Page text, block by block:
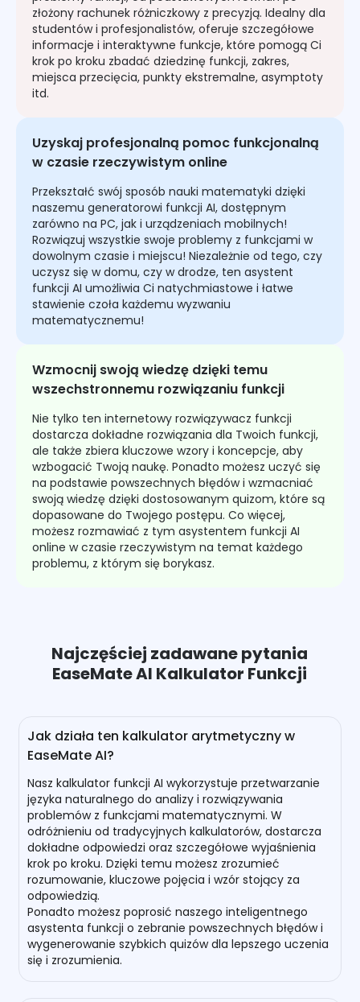
złożony rachunek różniczkowy z precyzją. Idealny dla
studentów i profesjonalistów, oferuje szczegółowe
informacje i interaktywne funkcje, które pomogą Ci
krok po kroku zbadać dziedzinę funkcji, zakres,
miejsca przecięcia, punkty ekstremalne, asymptoty
itd.
Uzyskaj profesjonalną pomoc funkcjonalną
w czasie rzeczywistym online
Przekształć swój sposób nauki matematyki dzięki
naszemu generatorowi funkcji AI, dostępnym
zarówno na PC, jak i urządzeniach mobilnych!
Rozwiązuj wszystkie swoje problemy z funkcjami w
dowolnym czasie i miejscu! Niezależnie od tego, czy
uczysz się w domu, czy w drodze, ten asystent
funkcji AI umożliwia Ci natychmiastowe i łatwe
stawienie czoła każdemu wyzwaniu
matematycznemu!
Wzmocnij swoją wiedzę dzięki temu
wszechstronnemu rozwiązaniu funkcji
Nie tylko ten internetowy rozwiązywacz funkcji
dostarcza dokładne rozwiązania dla Twoich funkcji,
ale także zbiera kluczowe wzory i koncepcje, aby
wzbogacić Twoją naukę. Ponadto możesz uczyć się
na podstawie powszechnych błędów i wzmacniać
swoją wiedzę dzięki dostosowanym quizom, które są
dopasowane do Twojego postępu. Co więcej,
możesz rozmawiać z tym asystentem funkcji AI
online w czasie rzeczywistym na temat każdego
problemu, z którym się borykasz.
Najczęściej zadawane pytania
EaseMate AI Kalkulator Funkcji
Jak działa ten kalkulator arytmetyczny w
EaseMate AI?
Nasz kalkulator funkcji AI wykorzystuje przetwarzanie
języka naturalnego do analizy i rozwiązywania
problemów z funkcjami matematycznymi. W
odróżnieniu od tradycyjnych kalkulatorów, dostarcza
dokładne odpowiedzi oraz szczegółowe wyjaśnienia
krok po kroku. Dzięki temu możesz zrozumieć
rozumowanie, kluczowe pojęcia i wzór stojący za
odpowiedzią.
Ponadto możesz poprosić naszego inteligentnego
asystenta funkcji o zebranie powszechnych błędów i
wygenerowanie szybkich quizów dla lepszego uczenia
się i zrozumienia.